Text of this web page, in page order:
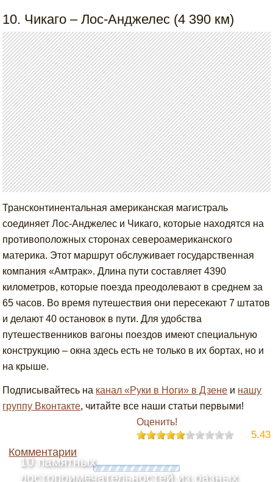
10. Чикаго – Лос-Анджелес (4 390 км)
Трансконтинентальная американская магистраль
соединяет Лос-Анджелес и Чикаго, которые находятся на
противоположных сторонах североамериканского
материка. Этот маршрут обслуживает государственная
компания «Амтрак». Длина пути составляет 4390
километров, которые поезда преодолевают в среднем за
65 часов. Во время путешествия они пересекают 7 штатов
и делают 40 остановок в пути. Для удобства
путешественников вагоны поездов имеют специальную
конструкцию – окна здесь есть не только в их бортах, но и
на крыше.
Подписывайтесь на канал «Руки в Ноги» в Дзене и нашу
группу Вконтакте, читайте все наши статьи первыми!
Оценить!
5.43
Комментарии
10 памятных
достопримечательностей из разных